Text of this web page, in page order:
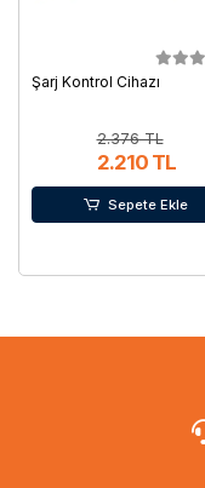
Şarj Kontrol Cihazı
2.376 TL
2.210 TL
Sepete Ekle